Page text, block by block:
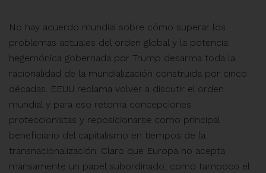
No hay acuerdo mundial sobre cómo superar los
problemas actuales del orden global y la potencia
hegemónica gobernada por Trump desarma toda la
racionalidad de la mundialización construida por cinco
décadas. EEUU reclama volver a discutir el orden
mundial y para eso retoma concepciones
proteccionistas y reposicionarse como principal
beneficiario del capitalismo en tiempos de la
transnacionalización. Claro que Europa no acepta
mansamente un papel subordinado, como tampoco el